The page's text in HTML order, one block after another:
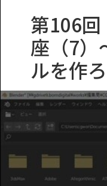
第106
座（7）
ルを作